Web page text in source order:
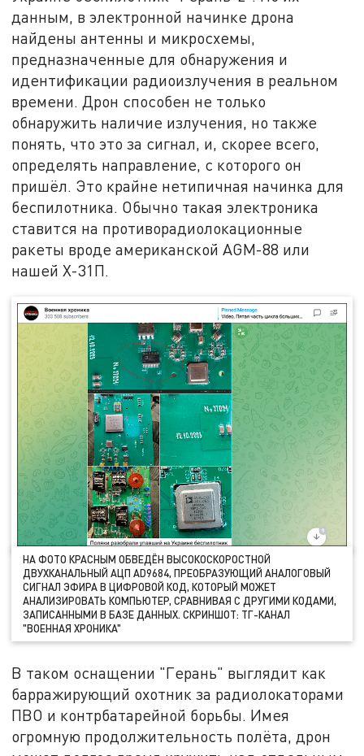
данным, в электронной начинке дрона
найдены антенны и микросхемы,
предназначенные для обнаружения и
идентификации радиоизлучения в реальном
времени. Дрон способен не только
обнаружить наличие излучения, но также
понять, что это за сигнал, и, скорее всего,
определять направление, с которого он
пришёл. Это крайне нетипичная начинка для
беспилотника. Обычно такая электроника
ставится на противорадиолокационные
ракеты вроде американской AGM-88 или
нашей Х-31П.
НА ФОТО КРАСНЫМ ОБВЕДЁН ВЫСОКОСКОРОСТНОЙ
ДВУХКАНАЛЬНЫЙ АЦП AD9684, ПРЕОБРАЗУЮЩИЙ АНАЛОГОВЫЙ
СИГНАЛ ЭФИРА В ЦИФРОВОЙ КОД, КОТОРЫЙ МОЖЕТ
АНАЛИЗИРОВАТЬ КОМПЬЮТЕР, СРАВНИВАЯ С ДРУГИМИ КОДАМИ,
ЗАПИСАННЫМИ В БАЗЕ ДАННЫХ. СКРИНШОТ: ТГ-КАНАЛ
"ВОЕННАЯ ХРОНИКА"
В таком оснащении "Герань" выглядит как
барражирующий охотник за радиолокаторами
ПВО и контрбатарейной борьбы. Имея
огромную продолжительность полёта, дрон